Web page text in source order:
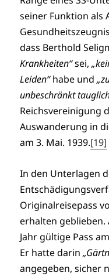
seiner Funktion als
dass Berthold
Krankheiten“sei,
Leiden“habe und
unbeschränkt
Reichsvereinigung
Auswanderung in
am 3. Mai. 1939.[19]
In den Unterlagen
Originalreisepass
erhalten
Jahr gültige Pass
Er hatte darin
angegeben, sicher